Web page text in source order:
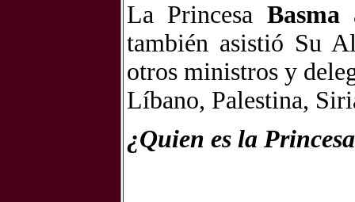
La Princesa Basma
también asistió Su
otros ministros y
Líbano, Palestina,
¿Quien es la